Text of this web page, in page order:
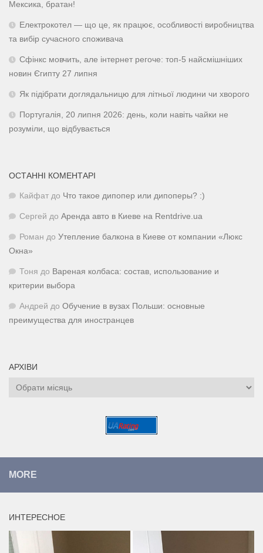
Мексика, братан!
Електрокотел — що це, як працює, особливості виробництва
та вибір сучасного споживача
Сфінкс мовчить, але інтернет регоче: топ-5 найсмішніших
новин Єгипту 27 липня
Як підібрати доглядальницю для літньої людини чи хворого
Португалія, 20 липня 2026: день, коли навіть чайки не
розуміли, що відбувається
ОСТАННІ КОМЕНТАРІ
Кайфат до Что такое дипопер или дипоперы? :)
Сергей до Аренда авто в Киеве на Rentdrive.ua
Роман до Утепление балкона в Киеве от компании «Люкс
Окна»
Тоня до Вареная колбаса: состав, использование и
критерии выбора
Андрей до Обучение в вузах Польши: основные
преимущества для иностранцев
АРХІВИ
Архіви
MORE
ИНТЕРЕСНОЕ